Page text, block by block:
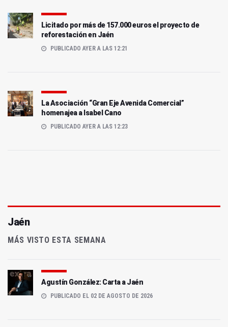
Licitado por más de 157.000 euros el proyecto de
reforestación en Jaén
PUBLICADO AYER A LAS 12:21
La Asociación “Gran Eje Avenida Comercial”
homenajea a Isabel Cano
PUBLICADO AYER A LAS 12:23
Jaén
MÁS VISTO ESTA SEMANA
Agustín González: Carta a Jaén
PUBLICADO EL 02 DE AGOSTO DE 2026